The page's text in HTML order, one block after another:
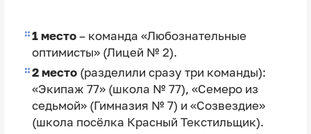
1 место– команда «Любознательные
оптимисты» (Лицей № 2).
2 место(разделили сразу три команды):
«Экипаж 77» (школа № 77), «Семеро из
седьмой» (Гимназия № 7) и «Созвездие»
(школа посёлка Красный Текстильщик).